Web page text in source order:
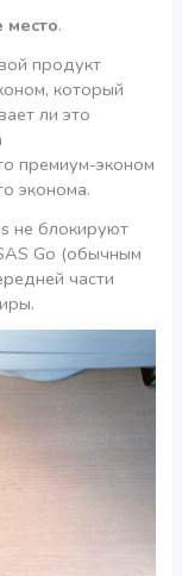
место.
продукт
который
ли это
премиум-эконом
эконома.
не блокируют
Gо (обычным
части